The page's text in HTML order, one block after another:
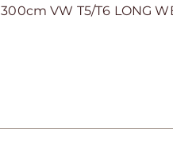
VW T5/T6 LONG